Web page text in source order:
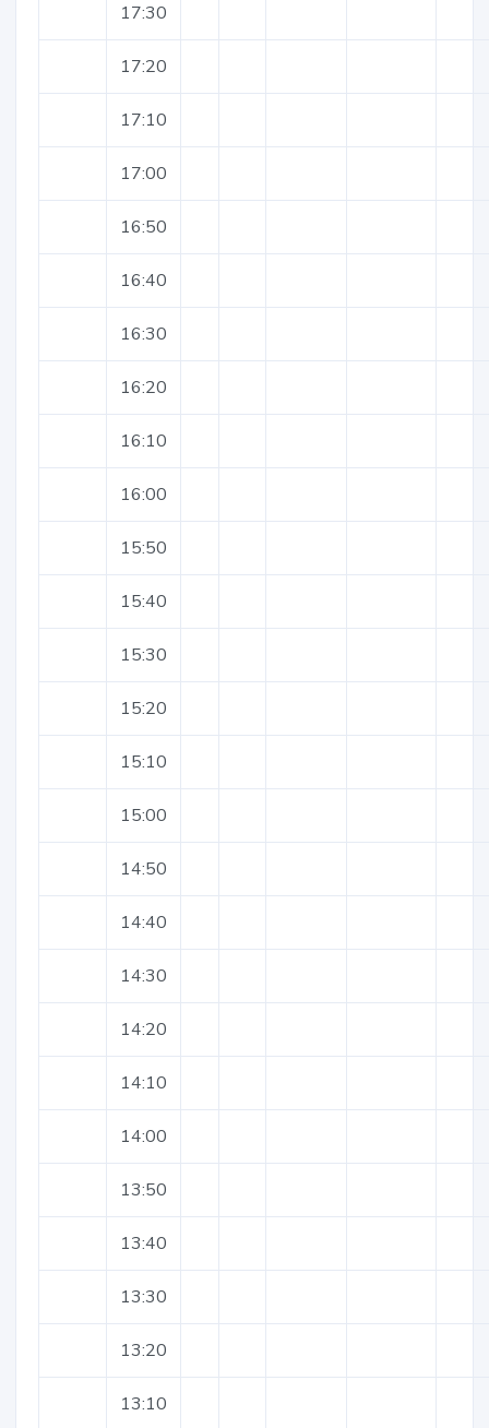
17:30
17:20
17:10
17:00
16:50
16:40
16:30
16:20
16:10
16:00
15:50
15:40
15:30
15:20
15:10
15:00
14:50
14:40
14:30
14:20
14:10
14:00
13:50
13:40
13:30
13:20
13:10